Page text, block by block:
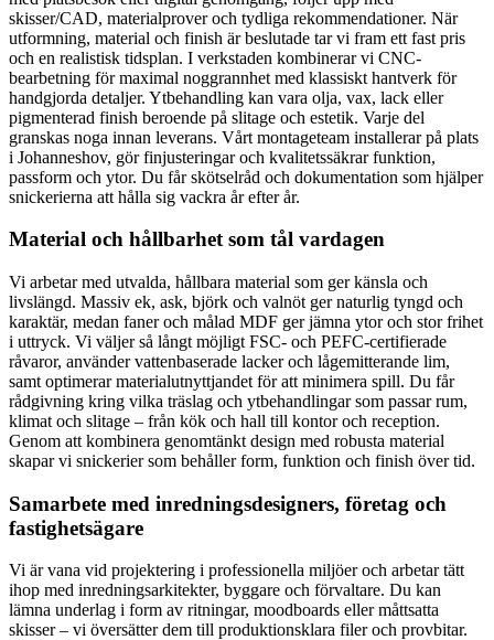
skisser/CAD, materialprover och tydliga rekommendationer. När
utformning, material och finish är beslutade tar vi fram ett fast pris
och en realistisk tidsplan. I verkstaden kombinerar vi CNC-
bearbetning för maximal noggrannhet med klassiskt hantverk för
handgjorda detaljer. Ytbehandling kan vara olja, vax, lack eller
pigmenterad finish beroende på slitage och estetik. Varje del
granskas noga innan leverans. Vårt montageteam installerar på plats
i Johanneshov, gör finjusteringar och kvalitetssäkrar funktion,
passform och ytor. Du får skötselråd och dokumentation som hjälper
snickerierna att hålla sig vackra år efter år.
Material och hållbarhet som tål vardagen
Vi arbetar med utvalda, hållbara material som ger känsla och
livslängd. Massiv ek, ask, björk och valnöt ger naturlig tyngd och
karaktär, medan faner och målad MDF ger jämna ytor och stor frihet
i uttryck. Vi väljer så långt möjligt FSC- och PEFC-certifierade
råvaror, använder vattenbaserade lacker och lågemitterande lim,
samt optimerar materialutnyttjandet för att minimera spill. Du får
rådgivning kring vilka träslag och ytbehandlingar som passar rum,
klimat och slitage – från kök och hall till kontor och reception.
Genom att kombinera genomtänkt design med robusta material
skapar vi snickerier som behåller form, funktion och finish över tid.
Samarbete med inredningsdesigners, företag och
fastighetsägare
Vi är vana vid projektering i professionella miljöer och arbetar tätt
ihop med inredningsarkitekter, byggare och förvaltare. Du kan
lämna underlag i form av ritningar, moodboards eller måttsatta
skisser – vi översätter dem till produktionsklara filer och provbitar.